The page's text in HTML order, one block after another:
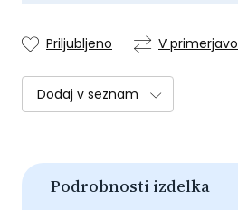
Priljubljeno V primerjavo
Dodaj v seznam
Podrobnosti izdelka